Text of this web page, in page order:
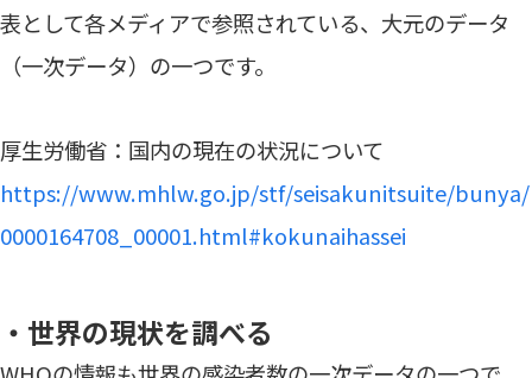
表として各メディアで参照されている、大元のデータ
（一次データ）の一つです。
厚生労働省：国内の現在の状況について
https://www.mhlw.go.jp/stf/seisakunitsuite/bunya/
0000164708_00001.html#kokunaihassei
・世界の現状を調べる